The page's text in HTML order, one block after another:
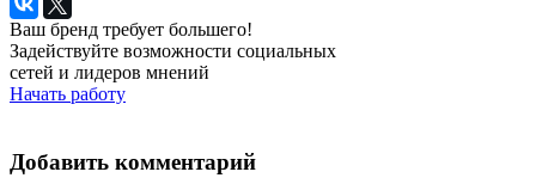
Ваш бренд требует большего!
Задействуйте возможности социальных
сетей и лидеров мнений
Начать работу
Добавить комментарий